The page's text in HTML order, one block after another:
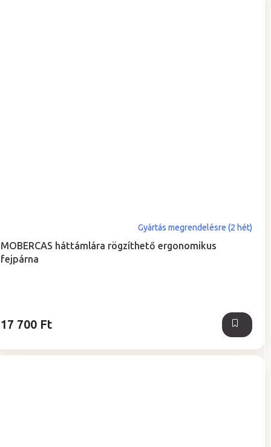
MOBERCAS háttámlára rögzíthető ergonomikus
fejpárna
Gyártás megrendelésre (2 hét)
17 700 Ft